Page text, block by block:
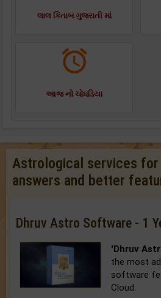
લાલ કિતાબ ગુજરાતી માં
આજ નો ચોઘડિયા
Astrological services
answers and better
Dhruv Astro Software - 1
'Dhruv
the most
software
Cloud.